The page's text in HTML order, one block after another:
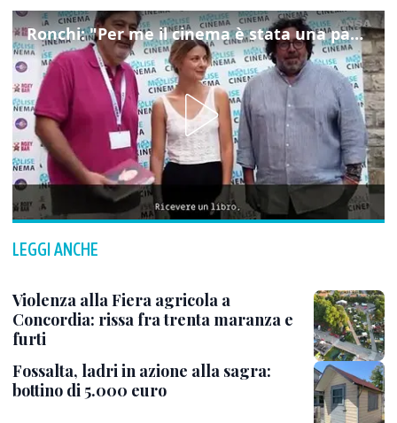
Ronchi: "Per me il cinema è stata una passione, monografia dedicata è un bel regalo"
LEGGI ANCHE
Violenza alla Fiera agricola a
Concordia: rissa fra trenta maranza e
furti
Fossalta, ladri in azione alla sagra:
bottino di 5.000 euro